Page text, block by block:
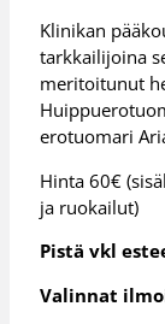
Klinikan
tarkkailijoina
meritoitunut
erotuomari
Hinta 60€
ja ruokailut)
Pistä vkl
Valinnat